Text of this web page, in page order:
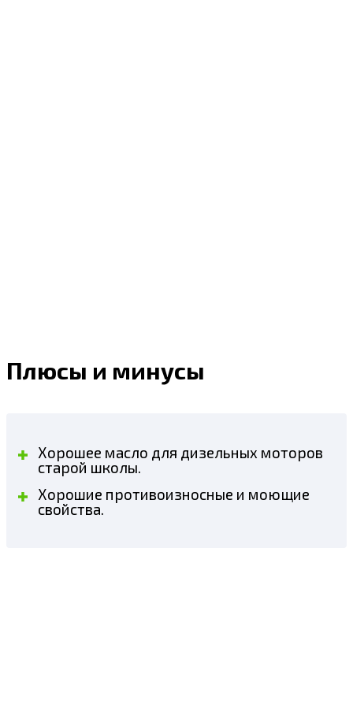
Плюсы и минусы
Хорошее масло для дизельных моторов
старой школы.
Хорошие противоизносные и моющие
свойства.